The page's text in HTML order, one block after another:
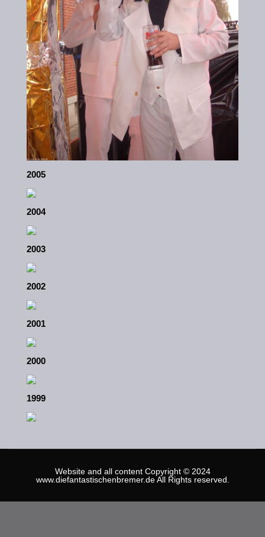
2005
2004
2003
2002
2001
2000
1999
Website and all content Copyright © 2024
www.diefantastischenbremer.de All Rights reserved.